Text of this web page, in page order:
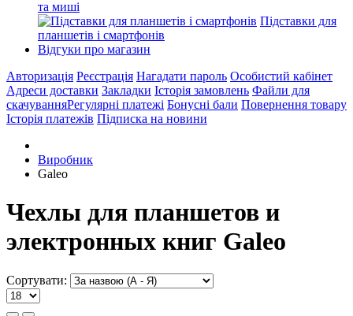
та миші
Підставки для
планшетів і смартфонів
Відгуки про магазин
Авторизація Реєстрація Нагадати пароль Особистий кабінет
Адреси доставки Закладки Історія замовлень Файли для
скачуванняРегулярні платежі Бонусні бали Повернення товару
Історія платежів Підписка на новини
Виробник
Galeo
Чехлы для планшетов и
электронных книг Galeo
Сортувати: